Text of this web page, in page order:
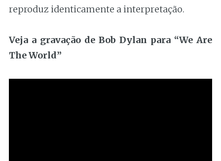
reproduz identicamente a interpretação.
Veja a gravação de Bob Dylan para “We Are
The World”